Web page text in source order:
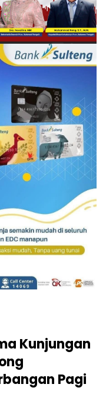
Kunjungan
Pagi